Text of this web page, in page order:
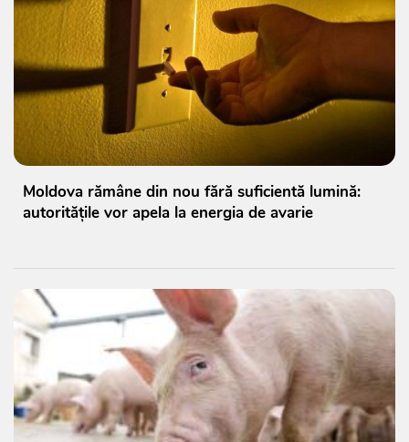
Moldova rămâne din nou fără suficientă lumină:
autoritățile vor apela la energia de avarie